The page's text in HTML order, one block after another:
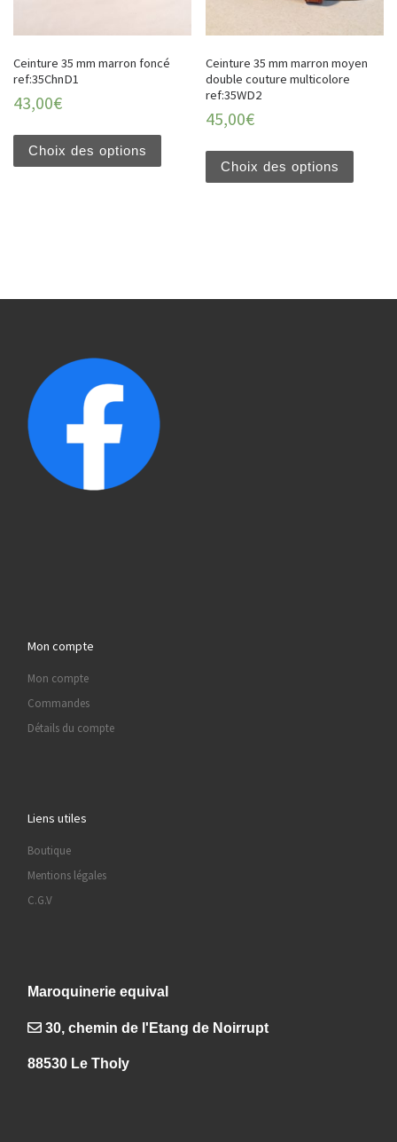
Ceinture 35 mm marron foncé
ref:35ChnD1
43,00€
Choix des options
Ceinture 35 mm marron moyen
double couture multicolore
ref:35WD2
45,00€
Choix des options
Mon compte
Mon compte
Commandes
Détails du compte
Liens utiles
Boutique
Mentions légales
C.G.V
Maroquinerie equival
30, chemin de l'Etang de Noirrupt
88530 Le Tholy